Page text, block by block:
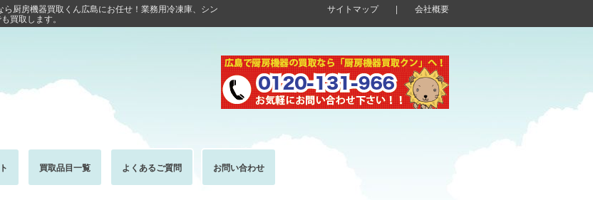
房機器買取くん広島にお任せ！業務用冷凍庫、シン
買取します。
サイトマップ| 会社概要
買取品目一覧 よくあるご質問 お問い合わせ